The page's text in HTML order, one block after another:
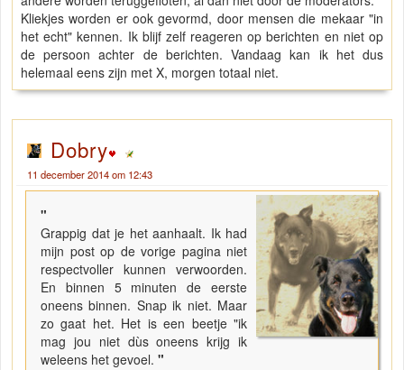
Kliekjes worden er ook gevormd, door mensen die mekaar "in
het echt" kennen. Ik blijf zelf reageren op berichten en niet op
de persoon achter de berichten. Vandaag kan ik het dus
helemaal eens zijn met X, morgen totaal niet.
Dobry
11 december 2014 om 12:43
"
Grappig dat je het aanhaalt. Ik had
mijn post op de vorige pagina niet
respectvoller kunnen verwoorden.
En binnen 5 minuten de eerste
oneens binnen. Snap ik niet. Maar
zo gaat het. Het is een beetje "ik
mag jou niet dùs oneens krijg ik
weleens het gevoel. "